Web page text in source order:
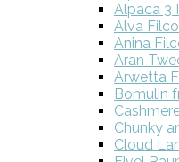
Alpaca 3
Alva
Anina
Aran
Arwetta
Bomulin
Chunky
Cloud